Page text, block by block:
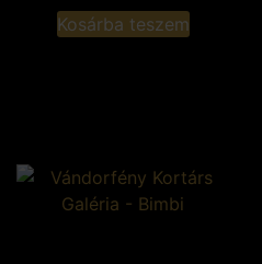
Kosárba teszem